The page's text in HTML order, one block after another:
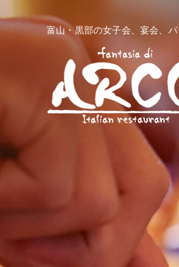
富山・黒部の女子会、宴会、